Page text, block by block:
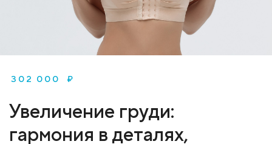
302 000 ₽
Увеличение груди:
гармония в деталях,